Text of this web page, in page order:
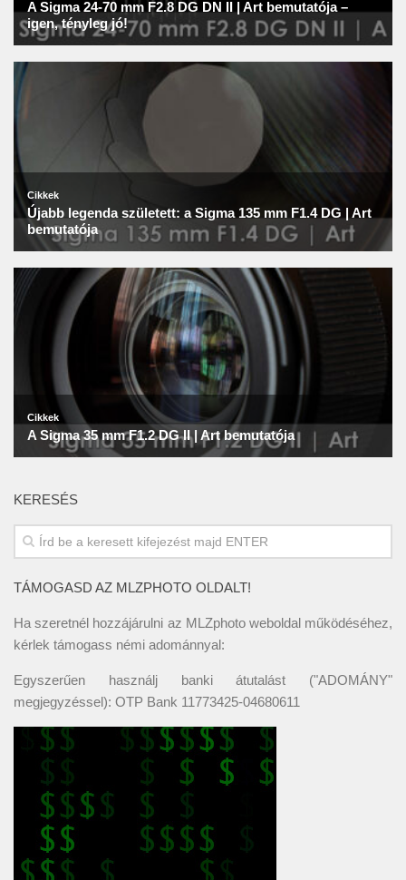
KERESÉS
TÁMOGASD AZ MLZPHOTO OLDALT!
Ha szeretnél hozzájárulni az MLZphoto weboldal működéséhez,
kérlek támogass némi adománnyal:
Egyszerűen használj banki átutalást ("ADOMÁNY"
megjegyzéssel): OTP Bank 11773425-04680611